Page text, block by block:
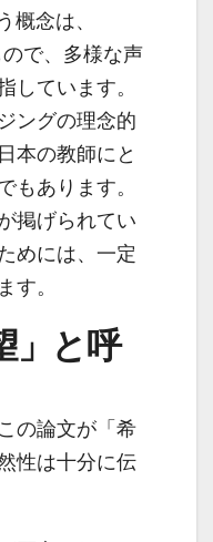
概念は、
で、多様な声
しています。
ングの理念的
本の教師にと
もあります。
掲げられてい
めには、一定
す。
」と呼
の論文が「希
性は十分に伝